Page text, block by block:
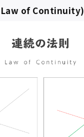
of Continuity)